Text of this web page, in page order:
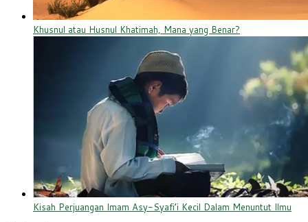
Khusnul atau Husnul Khatimah, Mana yang Benar?
Kisah Perjuangan Imam Asy-Syafi’i Kecil Dalam Menuntut Ilmu